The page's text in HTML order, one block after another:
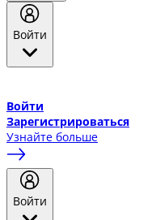
Войти
Войти
Зарегистрироваться
Узнайте больше
Войти